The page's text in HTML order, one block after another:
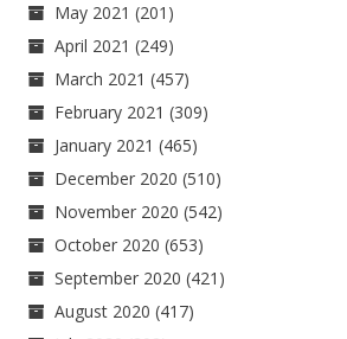
May 2021 (201)
April 2021 (249)
March 2021 (457)
February 2021 (309)
January 2021 (465)
December 2020 (510)
November 2020 (542)
October 2020 (653)
September 2020 (421)
August 2020 (417)